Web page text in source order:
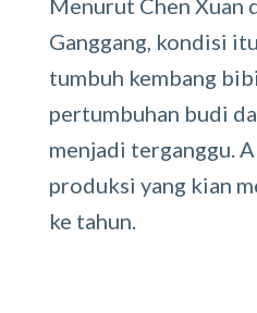
Ganggang, kondisi
tumbuh kembang
pertumbuhan budi
menjadi terganggu.
produksi yang kian
ke tahun.